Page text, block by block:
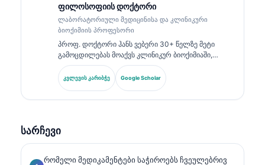
ფილოსოფიის დოქტორი
ლაბორატორიული მედიცინისა და კლინიკური
ბიოქიმიის პროფესორი
პროფ. დოქტორი ჰანს ვებერი 30+ წელზე მეტი
გამოცდილებას მოაქვს კლინიკურ ბიოქიმიაში,
ლაბორატორიულ მედიცინაში და ბიომარკერების
კვლევაში. ის იყო გერმანიის კლინიკური ქიმიის
საზოგადოების ყოფილი პრეზიდენტი და
კვლევის კარიბჭე Google Scholar
სარჩევი
რომელი მედიკამენტები საჭიროებს ჩვეულებრივ